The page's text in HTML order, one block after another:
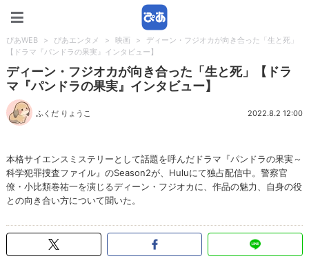
ぴあWEB > ぴあエンタメ > 映画 >
ディーン・フジオカが向き合った「生と死」
【ドラマ『パンドラの果実』インタビュー】
ディーン・フジオカが向き合った「生と死」【ドラ
マ『パンドラの果実』インタビュー】
ふくだ りょうこ 2022.8.2 12:00
本格サイエンスミステリーとして話題を呼んだドラマ『パンドラの果実～
科学犯罪捜査ファイル』のSeason2が、Huluにて独占配信中。警察官
僚・小比類巻祐一を演じるディーン・フジオカに、作品の魅力、自身の役
との向き合い方について聞いた。